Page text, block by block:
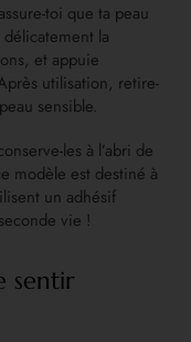
toi que ta peau
la
et appuie
utilisation, retire-
sensible.
les à l’abri de
modèle est destiné à
un adhésif
vie !
sentir